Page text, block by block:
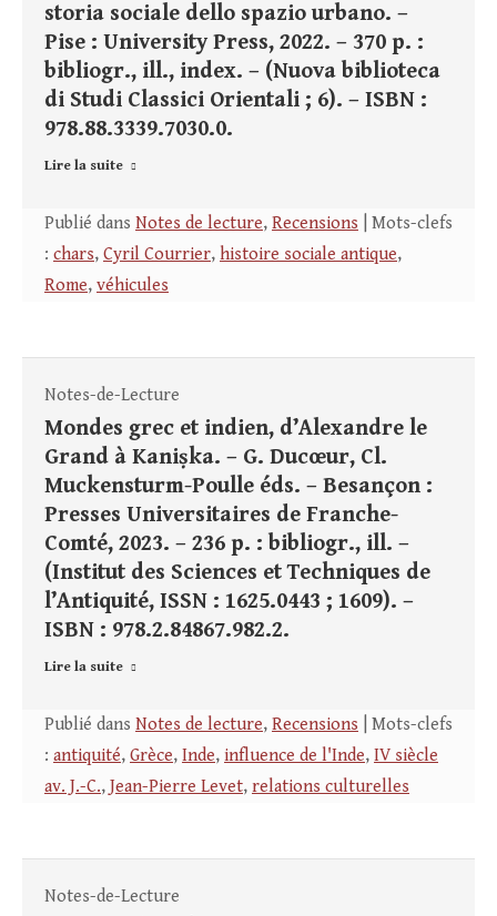
storia sociale dello spazio urbano. –
Pise : University Press, 2022. – 370 p. :
bibliogr., ill., index. – (Nuova biblioteca
di Studi Classici Orientali ; 6). – ISBN :
978.88.3339.7030.0.
Lire la suite
Publié dans Notes de lecture, Recensions | Mots-clefs
: chars, Cyril Courrier, histoire sociale antique,
Rome, véhicules
Notes-de-Lecture
Mondes grec et indien, d’Alexandre le
Grand à Kaniṣka. – G. Ducœur, Cl.
Muckensturm-Poulle éds. – Besançon :
Presses Universitaires de Franche-
Comté, 2023. – 236 p. : bibliogr., ill. –
(Institut des Sciences et Techniques de
l’Antiquité, ISSN : 1625.0443 ; 1609). –
ISBN : 978.2.84867.982.2.
Lire la suite
Publié dans Notes de lecture, Recensions | Mots-clefs
: antiquité, Grèce, Inde, influence de l'Inde, IV siècle
av. J.-C., Jean-Pierre Levet, relations culturelles
Notes-de-Lecture